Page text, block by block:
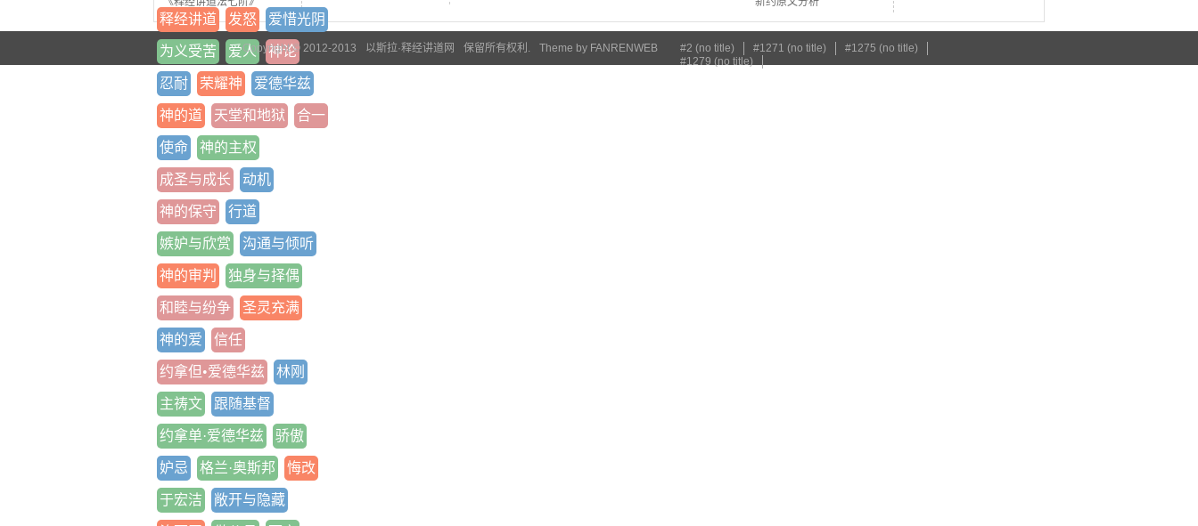
释经讲道 发怒 爱惜光阴
为义受苦 爱人 神论
忍耐 荣耀神 爱德华兹
神的道 天堂和地狱 合一
使命 神的主权
成圣与成长 动机
神的保守 行道
嫉妒与欣赏 沟通与倾听
神的审判 独身与择偶
和睦与纷争 圣灵充满
神的爱 信任
约拿但•爱德华兹 林刚
主祷文 跟随基督
约拿单·爱德华兹 骄傲
妒忌 格兰·奥斯邦 悔改
于宏洁 敞开与隐藏
Copyright © 2012-2013 以斯拉·释经讲道网 保留所有权利. Theme by FANRENWEB #2 (no title) #1271 (no title)
#1275 (no title)
#1279 (no title)